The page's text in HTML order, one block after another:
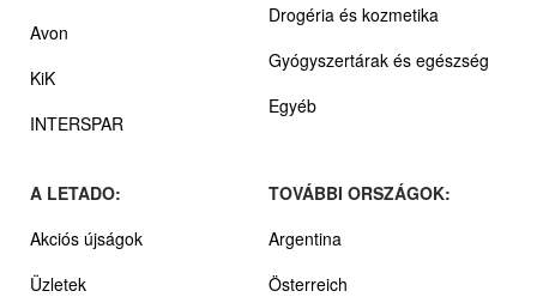
Avon
KiK
INTERSPAR
Drogéria és kozmetika
Gyógyszertárak és egészség
Egyéb
A LETADO:
Akciós újságok
Üzletek
TOVÁBBI ORSZÁGOK:
Argentina
Österreich